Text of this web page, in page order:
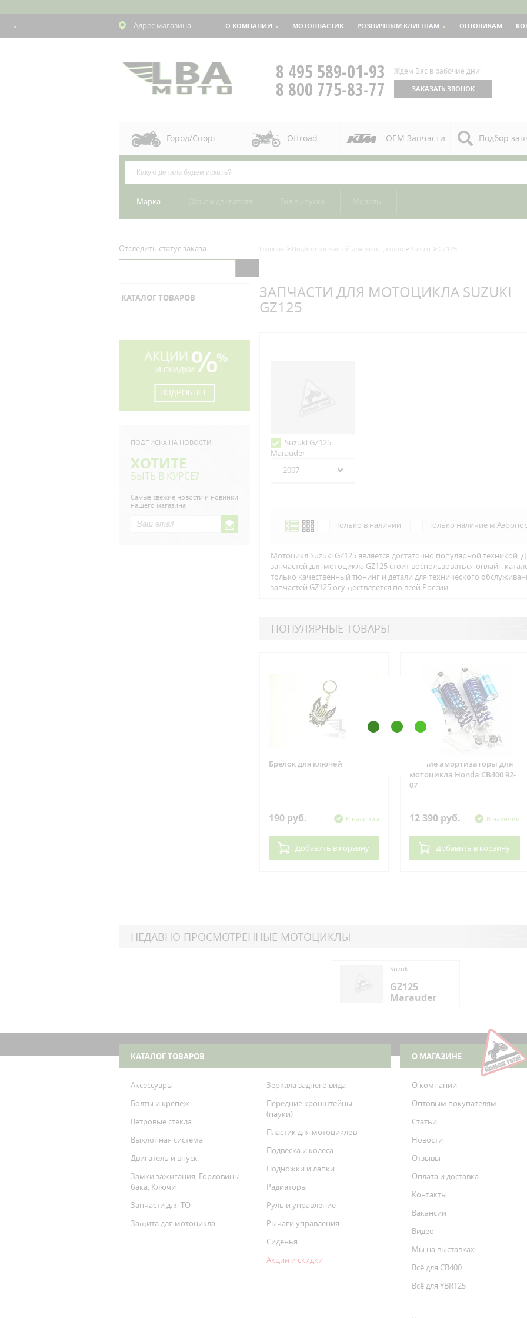
Адрес магазина О КОМПАНИИ МОТОПЛАСТИК РОЗНИЧНЫМ КЛИЕНТАМ ОПТОВИКАМ
8 495 589-01-93
8 800 775-83-77
Ждем Вас в рабочие дни!
ЗАКАЗАТЬ ЗВОНОК
Город/Спорт Offroad OEM Запчасти Подбор
Марка
Отследить статус заказа
КАТАЛОГ ТОВАРОВ
ПОДРОБНЕЕ
ПОДПИСКА НА НОВОСТИ
ХОТИТЕ
БЫТЬ В КУРСЕ?
Самые свежие новости и новинки
нашего магазина
Главная Подбор запчастей для мотоциклов Suzuki GZ125
ЗАПЧАСТИ ДЛЯ МОТОЦИКЛА SUZUKI
GZ125
Suzuki GZ125
Marauder
2007
Только в наличии Только наличие
Мотоцикл Suzuki GZ125 является достаточно популярной техникой.
запчастей для мотоцикла GZ125 стоит воспользоваться онлайн
только качественный тюнинг и детали для технического
запчастей GZ125 осуществляется по всей Росcии.
ПОПУЛЯРНЫЕ ТОВАРЫ
Брелок для ключей
190 руб. В наличии
Добавить в корзину
Задние амортизаторы для
мотоцикла Honda CB400 92-
07
12 390 руб. В наличии
Добавить в корзину
НЕДАВНО ПРОСМОТРЕННЫЕ МОТОЦИКЛЫ
Suzuki
GZ125
Marauder
GZ125
КАТАЛОГ ТОВАРОВ
Аксессуары
Болты и крепеж
Ветровые стекла
Выхлопная система
Двигатель и впуск
Замки зажигания, Горловины
бака, Ключи
Запчасти для ТО
Защита для мотоцикла
Зеркала заднего вида
Передние кронштейны
(пауки)
Пластик для мотоциклов
Подвеска и колеса
Подножки и лапки
Радиаторы
Руль и управление
Рычаги управления
Сиденья
Акции и скидки
О МАГАЗИНЕ
О компании
Оптовым покупателям
Статьи
Новости
Отзывы
Оплата и доставка
Контакты
Вакансии
Видео
Мы на выставках
Всё для CB400
Всё для YBR125